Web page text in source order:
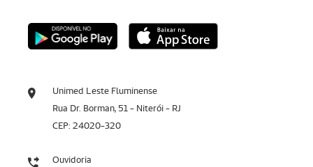
Unimed Leste Fluminense
Rua Dr. Borman, 51 - Niterói - RJ
CEP: 24020-320
Ouvidoria